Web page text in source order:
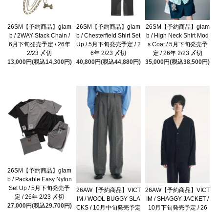
26SM【予約商品】glam
b / 2WAY Stack Chain /
6月下旬発売予定 / 26年
2/23 〆切
13,000円(税込14,300円)
26SM【予約商品】glam
b / Chesterfield Shirt Set
Up / 5月下旬発売予定 / 2
6年 2/23 〆切
40,800円(税込44,880円)
26SM【予約商品】glam
b / High Neck Shirt Mod
s Coat / 5月下旬発売予
定 / 26年 2/23 〆切
35,000円(税込38,500円)
26SM【予約商品】glam
b / Packable Easy Nylon
Set Up / 5月下旬発売予
定 / 26年 2/23 〆切
27,000円(税込29,700円)
26AW【予約商品】VICT
IM / WOOL BUGGY SLA
CKS / 10月中旬発売予定
26AW【予約商品】VICT
IM / SHAGGY JACKET /
10月下旬発売予定 / 26